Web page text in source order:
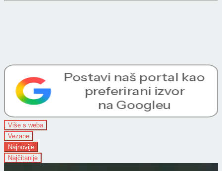
Više s weba
Vezane
Najnovije
Najčitanije